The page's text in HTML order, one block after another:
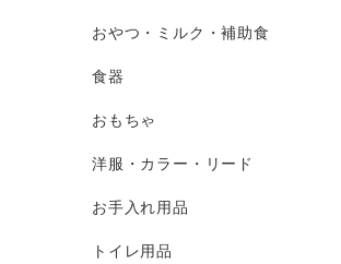
おやつ・ミルク・補助食
食器
おもちゃ
洋服・カラー・リード
お手入れ用品
トイレ用品